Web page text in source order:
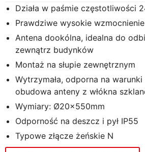
Działa w paśmie częstotliwości
Prawdziwe wysokie
Antena dookólna, idealna do
zewnątrz budynków
Montaż na słupie zewnętrznym
Wytrzymała, odporna na
obudowa anteny z włókna
Wymiary: Ø20×550mm
Odporność na deszcz i pył IP55
Typowe złącze żeńskie N